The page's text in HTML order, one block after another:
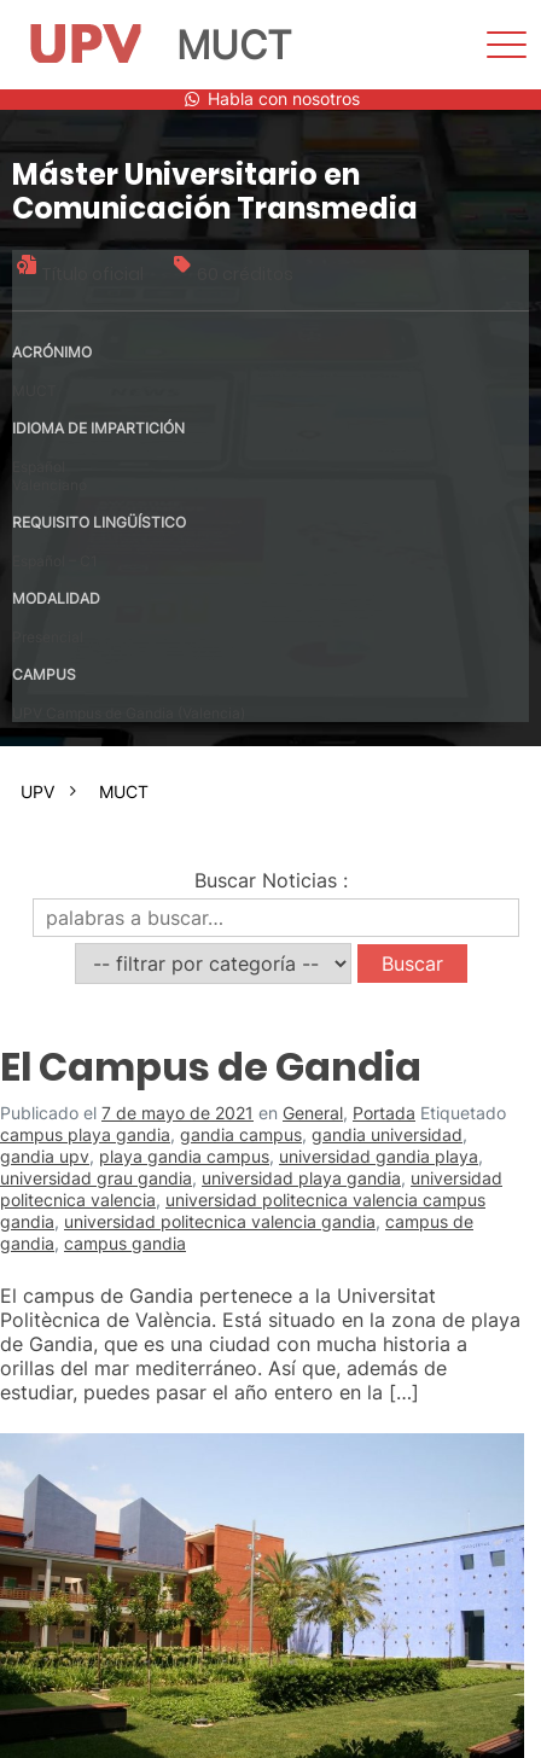
contenido
MUCT
Habla con nosotros
Máster Universitario en
Comunicación Transmedia
ACRÓNIMO
IDIOMA DE IMPARTICIÓN
REQUISITO LINGÜÍSTICO
MODALIDAD
CAMPUS
UPV MUCT
Buscar Noticias:
El Campus de Gandia
Publicado el 7 de mayo de 2021 en General, Portada Etiquetado
campus playa gandia, gandia campus, gandia universidad,
gandia upv, playa gandia campus, universidad gandia playa,
universidad grau gandia, universidad playa gandia, universidad
politecnica valencia, universidad politecnica valencia campus
gandia, universidad politecnica valencia gandia, campus de
gandia, campus gandia
El campus de Gandia pertenece a la Universitat
Politècnica de València. Está situado en la zona de playa
de Gandia, que es una ciudad con mucha historia a
orillas del mar mediterráneo. Así que, además de
estudiar, puedes pasar el año entero en la […]